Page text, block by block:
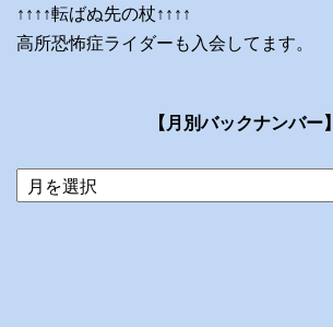
↑↑↑↑転ばぬ先の杖↑↑↑↑
高所恐怖症ライダーも入会してます。
【月別バックナンバー】
当
ブ